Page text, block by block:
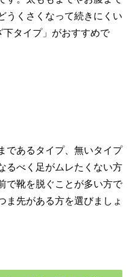
うくさくなって続きにくい
タイプ」がおすすめで
であるタイプ、無いタイプ
るべく足がムレたくない方
で靴を脱ぐことが多い方で
ま先がある方を選びましょ